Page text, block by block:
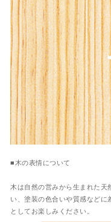
■木の表情について
木は自然の営みから生まれた天
い、塗装の色合いや質感など
としてお楽しみください。